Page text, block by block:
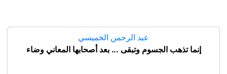
عبد الرحمن الخميسي
إنما تذهب الجسوم وتبقى ... بعد أصحابها المعاني وضاء